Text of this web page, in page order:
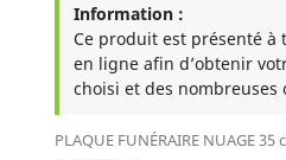
Information :
Ce produit est présenté
en ligne afin d’obtenir
choisi et des nombreuses
PLAQUE FUNÉRAIRE NUAGE 35